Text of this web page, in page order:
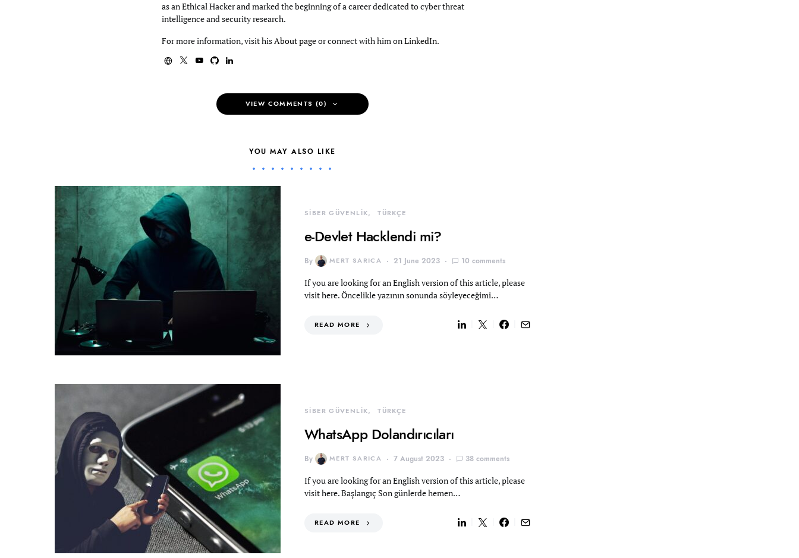
as an Ethical Hacker and marked the beginning of a career dedicated to cyber threat
intelligence and security research.
For more information, visit hisAbout pageor connect with him onLinkedIn.
VIEW COMMENTS (0)
YOU MAY ALSO LIKE
SİBER GÜVENLİK TÜRKÇE
e-Devlet Hacklendi mi?
By MERT SARICA 21 June 2023 10 comments
If you are looking for an English version of this article, please
visit here. Öncelikle yazının sonunda söyleyeceğimi…
READ MORE
SİBER GÜVENLİK TÜRKÇE
WhatsApp Dolandırıcıları
By MERT SARICA 7 August 2023 38 comments
If you are looking for an English version of this article, please
visit here. Başlangıç Son günlerde hemen…
READ MORE